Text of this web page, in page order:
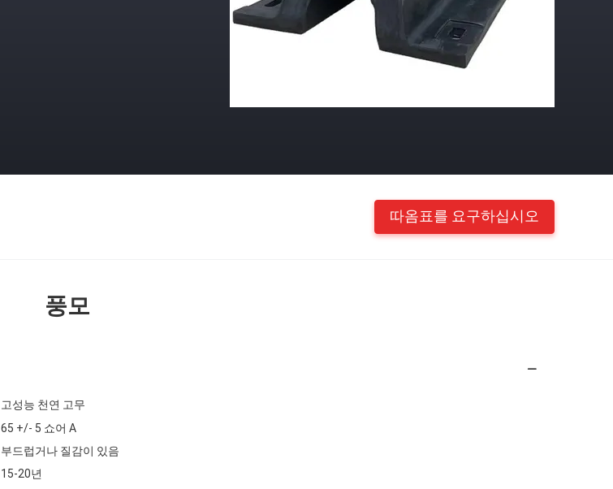
따옴표를 요구하십시오
풍모
고성능 천연 고무
65 +/- 5 쇼어 A
부드럽거나 질감이 있음
15-20년